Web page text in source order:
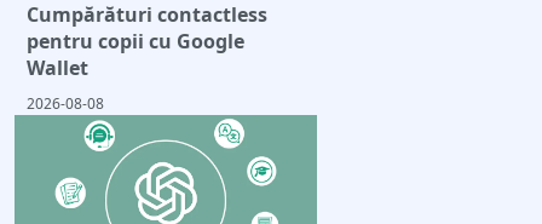
Cumpărături contactless
pentru copii cu Google
Wallet
2026-08-08